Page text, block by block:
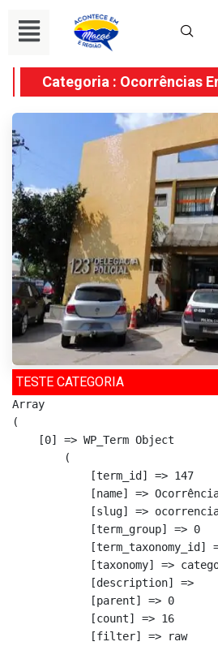
Categoria : Ocorrências
TESTE CATEGORIA
Array
(
    [0] => WP_Term Object
        (
            [term_id] => 147
[name] =>
[slug] =>
            [term_group] => 0
[term_taxonomy_id]
[taxonomy] =>
            [description] =>
            [parent] => 0
            [count] => 16
            [filter] => raw